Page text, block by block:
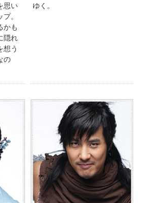
思い
。
かも
隠れ
想う
の
ゆく。